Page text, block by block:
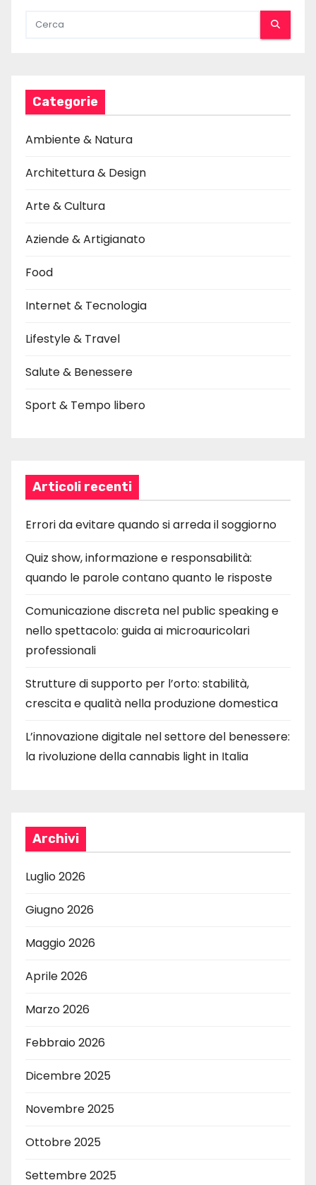
Categorie
Ambiente & Natura
Architettura & Design
Arte & Cultura
Aziende & Artigianato
Food
Internet & Tecnologia
Lifestyle & Travel
Salute & Benessere
Sport & Tempo libero
Articoli recenti
Errori da evitare quando si arreda il soggiorno
Quiz show, informazione e responsabilità:
quando le parole contano quanto le risposte
Comunicazione discreta nel public speaking e
nello spettacolo: guida ai microauricolari
professionali
Strutture di supporto per l’orto: stabilità,
crescita e qualità nella produzione domestica
L’innovazione digitale nel settore del benessere:
la rivoluzione della cannabis light in Italia
Archivi
Luglio 2026
Giugno 2026
Maggio 2026
Aprile 2026
Marzo 2026
Febbraio 2026
Dicembre 2025
Novembre 2025
Ottobre 2025
Settembre 2025